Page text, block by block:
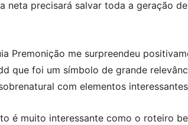
neta precisará salvar toda a geração
Premonição me surpreendeu
que foi um símbolo de grande
com elementos
é muito interessante como o roteiro